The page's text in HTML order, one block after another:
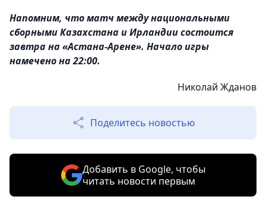
Напомним, что матч между национальными
сборными Казахстана и Ирландии состоится
завтра на «Астана-Арене». Начало игры
намечено на 22:00.
Николай Жданов
Поделитесь новостью
Добавить в Google, чтобы
читать новости первым